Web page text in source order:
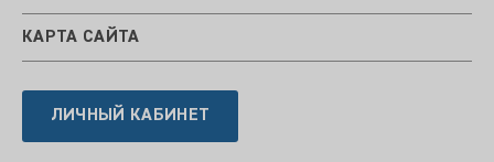
КАРТА САЙТА
ЛИЧНЫЙ КАБИНЕТ